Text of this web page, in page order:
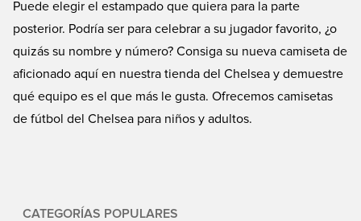
Puede elegir el estampado que quiera para la parte
posterior. Podría ser para celebrar a su jugador favorito, ¿o
quizás su nombre y número? Consiga su nueva camiseta de
aficionado aquí en nuestra tienda del Chelsea y demuestre
qué equipo es el que más le gusta. Ofrecemos camisetas
de fútbol del Chelsea para niños y adultos.
CATEGORÍAS POPULARES